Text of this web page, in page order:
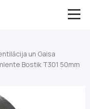
un Gaisa
Bostik T301 50mm